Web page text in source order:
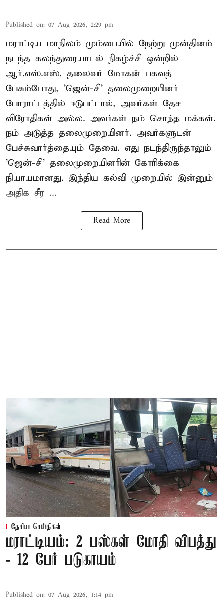
Published on: 07 Aug 2026, 2:29 pm
மராட்டிய மாநிலம் மும்பையில் நேற்று முன்தினம்
நடந்த கலந்துரையாடல் நிகழ்ச்சி ஒன்றில்
ஆர்.எஸ்.எஸ். தலைவர் மோகன் பகவத்
பேசும்போது, 'ஜென்-சி' தலைமுறையினர்
போராட்டத்தில் ஈடுபட்டால், அவர்கள் தேச
விரோதிகள் அல்ல. அவர்கள் நம் சொந்த மக்கள்.
நம் அடுத்த தலைமுறையினர். அவர்களுடன்
பேச்சுவார்த்தையும் தேவை. எது நடந்திருந்தாலும்
'ஜென்-சி' தலைமுறையினரின் கோரிக்கை
நியாயமானது. இந்திய கல்வி முறையில் இன்னும்
அதிக சீர ...
Read More
தேசிய செய்திகள்
மராட்டியம்: 2 பஸ்கள் மோதி விபத்து
- 12 பேர் படுகாயம்
Published on: 07 Aug 2026, 1:14 pm